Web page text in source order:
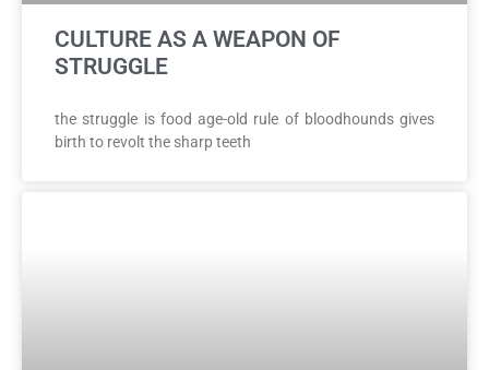
CULTURE AS A WEAPON OF
STRUGGLE
the struggle is food age-old rule of bloodhounds gives
birth to revolt the sharp teeth